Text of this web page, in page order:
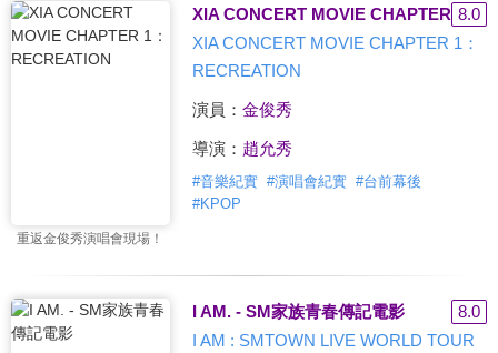
重返金俊秀演唱會現場！
XIA CONCERT MOVIE CHAPTER 1：
8.0
XIA CONCERT MOVIE CHAPTER 1：
RECREATION
演員： 金俊秀
導演： 趙允秀
#音樂紀實 #演唱會紀實 #台前幕後
#KPOP
I AM. - SM家族青春傳記電影
8.0
I AM : SMTOWN LIVE WORLD TOUR